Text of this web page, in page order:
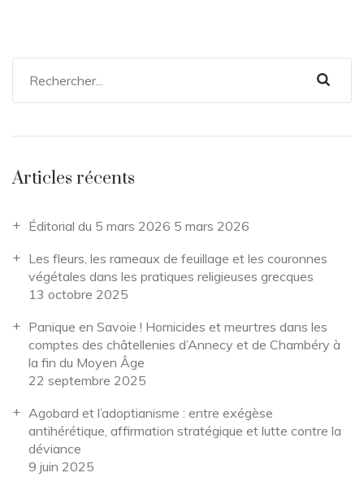
Articles récents
Éditorial du 5 mars 2026 5 mars 2026
Les fleurs, les rameaux de feuillage et les couronnes
végétales dans les pratiques religieuses grecques
13 octobre 2025
Panique en Savoie ! Homicides et meurtres dans les
comptes des châtellenies d’Annecy et de Chambéry à
la fin du Moyen Âge
22 septembre 2025
Agobard et l’adoptianisme : entre exégèse
antihérétique, affirmation stratégique et lutte contre la
déviance
9 juin 2025